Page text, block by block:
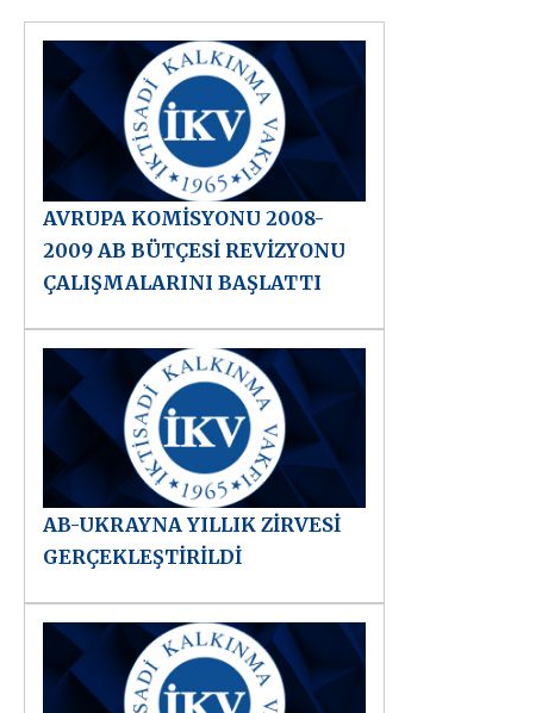
AVRUPA KOMİSYONU 2008-
2009 AB BÜTÇESİ REVİZYONU
ÇALIŞMALARINI BAŞLATTI
AB-UKRAYNA YILLIK ZİRVESİ
GERÇEKLEŞTİRİLDİ